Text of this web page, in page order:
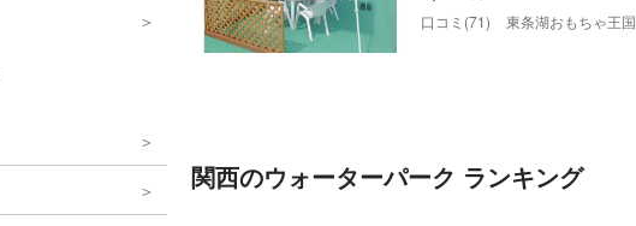
口コミ(71) 東条湖おもちゃ王国
関西のウォーターパーク ランキング